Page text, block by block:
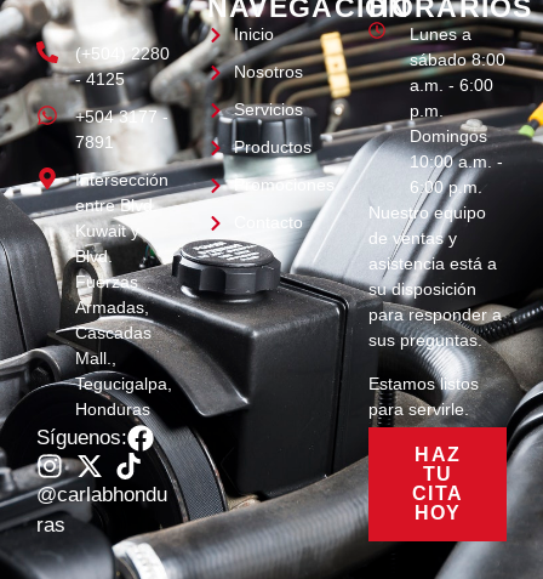
(+504) 2280
- 4125
+504 3177 -
7891
Intersección
entre Blvd.
Kuwait y
Blvd.
Fuerzas
Armadas,
Cascadas
Mall.,
Tegucigalpa,
Honduras
Síguenos:
@carlabhondu
ras
NAVEGACIÓN
Inicio
Nosotros
Servicios
Productos
Promociones
Contacto
HORARIOS
Lunes a
sábado 8:00
a.m. - 6:00
p.m.
Domingos
10:00 a.m. -
6:00 p.m.
Nuestro equipo
de ventas y
asistencia está a
su disposición
para responder a
sus preguntas.
Estamos listos
para servirle.
HAZ
TU
CITA
HOY